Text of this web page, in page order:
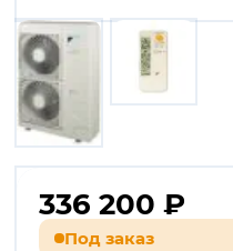
336 200 ₽
Под заказ